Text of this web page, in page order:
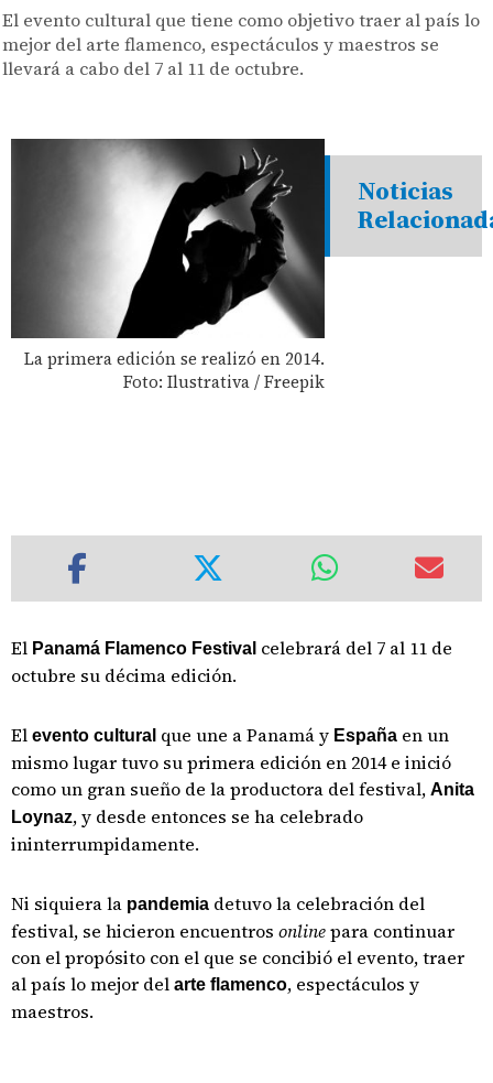
El evento cultural que tiene como objetivo traer al país lo
mejor del arte flamenco, espectáculos y maestros se
llevará a cabo del 7 al 11 de octubre.
La primera edición se realizó en 2014.
Foto: Ilustrativa / Freepik
Noticias
El Panamá Flamenco Festival celebrará del 7 al 11 de
octubre su décima edición.
El evento cultural que une a Panamá y España en un
mismo lugar tuvo su primera edición en 2014 e inició
como un gran sueño de la productora del festival, Anita
Loynaz, y desde entonces se ha celebrado
ininterrumpidamente.
Ni siquiera la pandemia detuvo la celebración del
festival, se hicieron encuentros onlinepara continuar
con el propósito con el que se concibió el evento, traer
al país lo mejor del arte flamenco, espectáculos y
maestros.